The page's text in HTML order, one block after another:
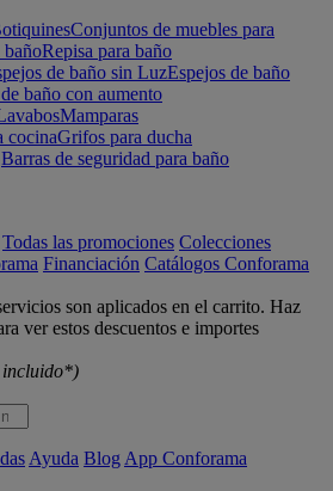
Conjuntos de muebles para
bañoRepisa para baño
de baño sin LuzEspejos de baño
baño con aumento
Mamparas
cocinaGrifos para ducha
Barras de seguridad para baño
Todas las promociones Colecciones
Financiación Catálogos Conforama
son aplicados en el carrito. Haz
ver estos descuentos e importes
Ayuda Blog App Conforama